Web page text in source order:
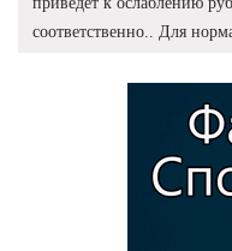
соответственно.. Для